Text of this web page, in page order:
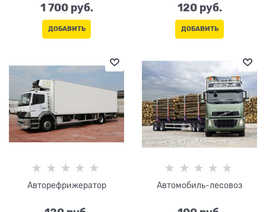
1 700 руб.
ДОБАВИТЬ
120 руб.
ДОБАВИТЬ
Авторефрижератор Автомобиль-лесовоз